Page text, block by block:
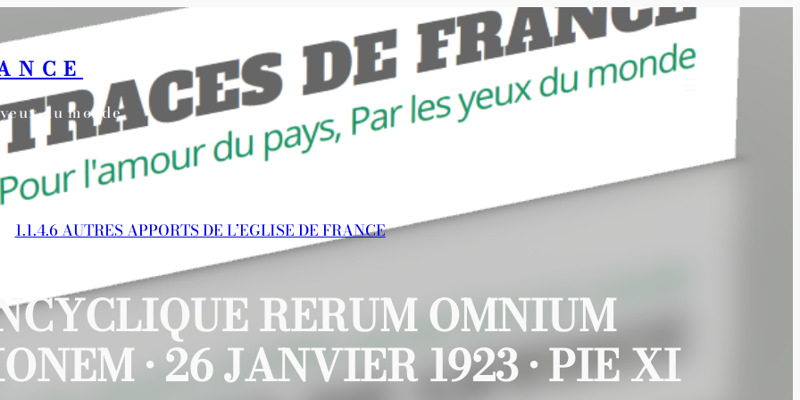
du monde
1.1.4.6 AUTRES APPORTS DE L’EGLISE DE FRANCE
RERUM OMNIUM
• 26 JANVIER 1923 • PIE XI